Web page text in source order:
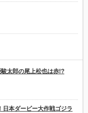
太郎の尾上松也は赤!?
本ダービー大作戦ゴジラ